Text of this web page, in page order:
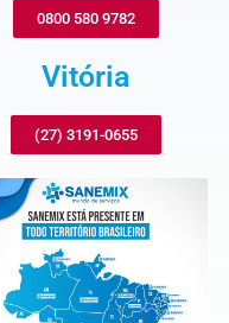
0800 580 9782
Vitória
(27) 3191-0655